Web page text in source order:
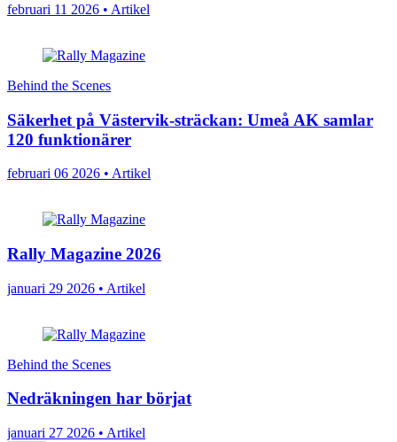
februari 11 2026 • Artikel
Behind the Scenes
Säkerhet på Västervik-sträckan: Umeå AK samlar
120 funktionärer
februari 06 2026 • Artikel
Rally Magazine 2026
januari 29 2026 • Artikel
Behind the Scenes
Nedräkningen har börjat
januari 27 2026 • Artikel